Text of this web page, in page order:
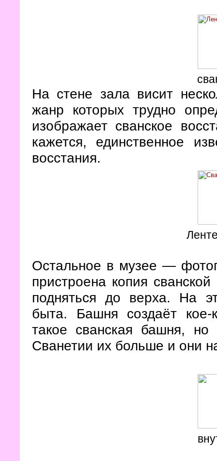
На стене зала висит
жанр которых трудно
изображает сванское
кажется, единственное
восстания.
Остальное в музее —
пристроена копия
подняться до верха. На
быта. Башня создаёт кое-
такое сванская башня,
Сванетии их больше и они